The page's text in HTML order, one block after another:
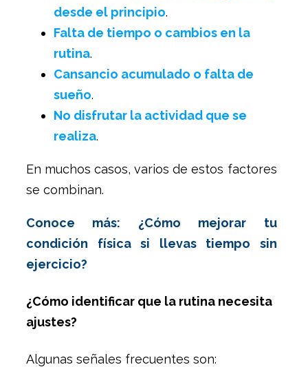
desde el principio.
Falta de tiempo o cambios en la
rutina.
Cansancio acumulado o falta de
sueño.
No disfrutar la actividad que se
realiza.
En muchos casos, varios de estos factores
se combinan.
Conoce más: ¿Cómo mejorar tu
condición física si llevas tiempo sin
ejercicio?
¿Cómo identificar que la rutina necesita
ajustes?
Algunas señales frecuentes son: